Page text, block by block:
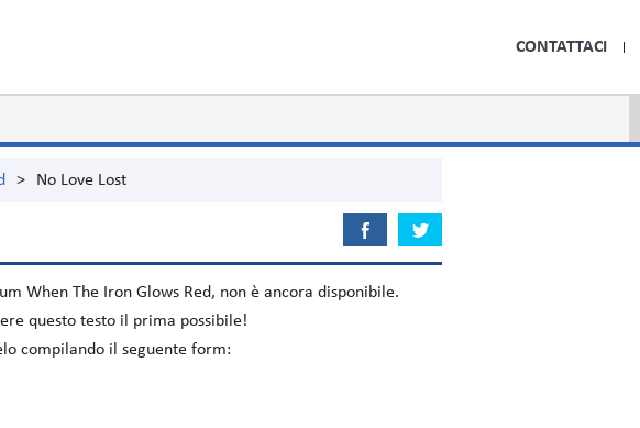
CONTATTACI
> No Love Lost
When The Iron Glows Red, non è ancora disponibile.
questo testo il prima possibile!
compilando il seguente form: